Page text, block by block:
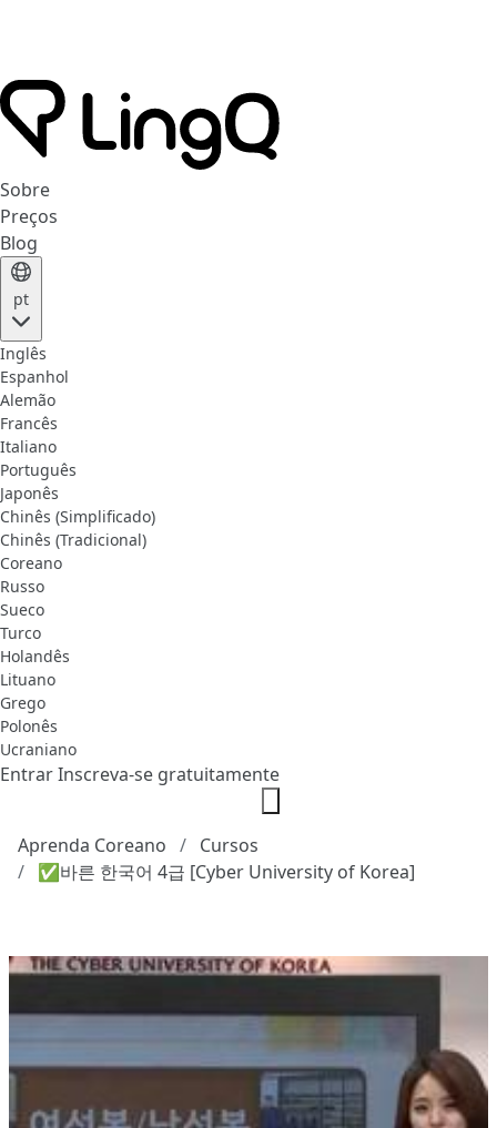
Sobre
Preços
Blog
pt
Inglês
Espanhol
Alemão
Francês
Italiano
Português
Japonês
Chinês (Simplificado)
Chinês (Tradicional)
Coreano
Russo
Sueco
Turco
Holandês
Lituano
Grego
Polonês
Ucraniano
EntrarInscreva-se gratuitamente
Aprenda Coreano
Cursos
✅바른 한국어 4급 [Cyber University of Korea]